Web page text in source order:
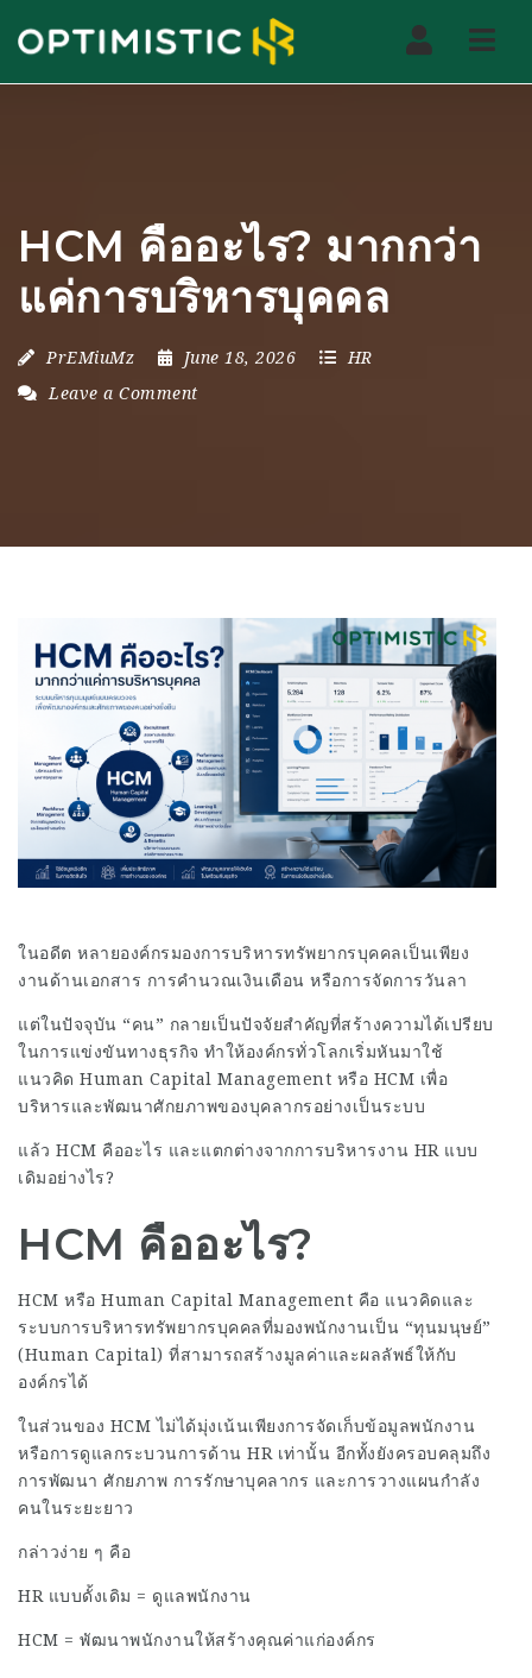
HCM คืออะไร? มากกว่า
แค่การบริหารบุคคล
PrEMiuMz June 18, 2026
HR
Leave a Comment
ในอดีต หลายองค์กรมองการบริหารทรัพยากรบุคคลเป็นเพียง
งานด้านเอกสาร การคำนวณเงินเดือน หรือการจัดการวันลา
แต่ในปัจจุบัน “คน” กลายเป็นปัจจัยสำคัญที่สร้างความได้เปรียบ
ในการแข่งขันทางธุรกิจ ทำให้องค์กรทั่วโลกเริ่มหันมาใช้
แนวคิด Human Capital Management หรือ HCM เพื่อ
บริหารและพัฒนาศักยภาพของบุคลากรอย่างเป็นระบบ
แล้ว HCM คืออะไร และแตกต่างจากการบริหารงาน HR แบบ
เดิมอย่างไร?
HCM คืออะไร?
HCM หรือ Human Capital Management คือ แนวคิดและ
ระบบการบริหารทรัพยากรบุคคลที่มองพนักงานเป็น “ทุนมนุษย์”
(Human Capital) ที่สามารถสร้างมูลค่าและผลลัพธ์ให้กับ
องค์กรได้
ในส่วนของ HCM ไม่ได้มุ่งเน้นเพียงการจัดเก็บข้อมูลพนักงาน
หรือการดูแลกระบวนการด้าน HR เท่านั้น อีกทั้งยังครอบคลุมถึง
การพัฒนา ศักยภาพ การรักษาบุคลากร และการวางแผนกำลัง
คนในระยะยาว
กล่าวง่าย ๆ คือ
HR แบบดั้งเดิม = ดูแลพนักงาน
HCM = พัฒนาพนักงานให้สร้างคุณค่าแก่องค์กร